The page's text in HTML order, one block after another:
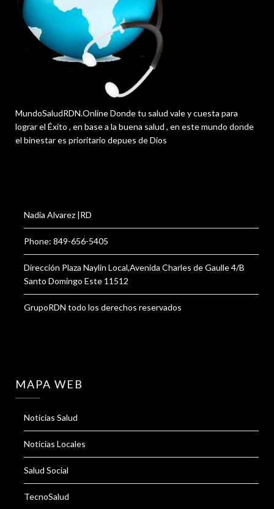
MundoSaludRDN.Online Donde tu salud vale y cuesta para
lograr el Éxito , en base a la buena salud , en este mundo donde
el binestar es prioritario depues de Dios
Nadia Alvarez |RD
Phone: 849-656-5405
Dirección Plaza Naylin Local,Avenida Charles de Gaulle 4/B
Santo Domingo Este 11512
GrupoRDN todo los derechos reservados
MAPA WEB
Noticias Salud
Noticias Locales
Salud Social
TecnoSalud